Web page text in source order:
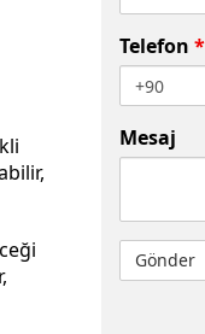
Telefon *
Mesaj